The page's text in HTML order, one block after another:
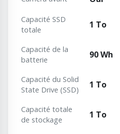
Capacité SSD
totale
1 To
Capacité de la
batterie
90 Wh
Capacité du Solid
State Drive (SSD)
1 To
Capacité totale
de stockage
1 To